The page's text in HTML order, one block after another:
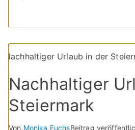
Nachhaltiger
Steiermark
Von Monika FuchsBeitrag